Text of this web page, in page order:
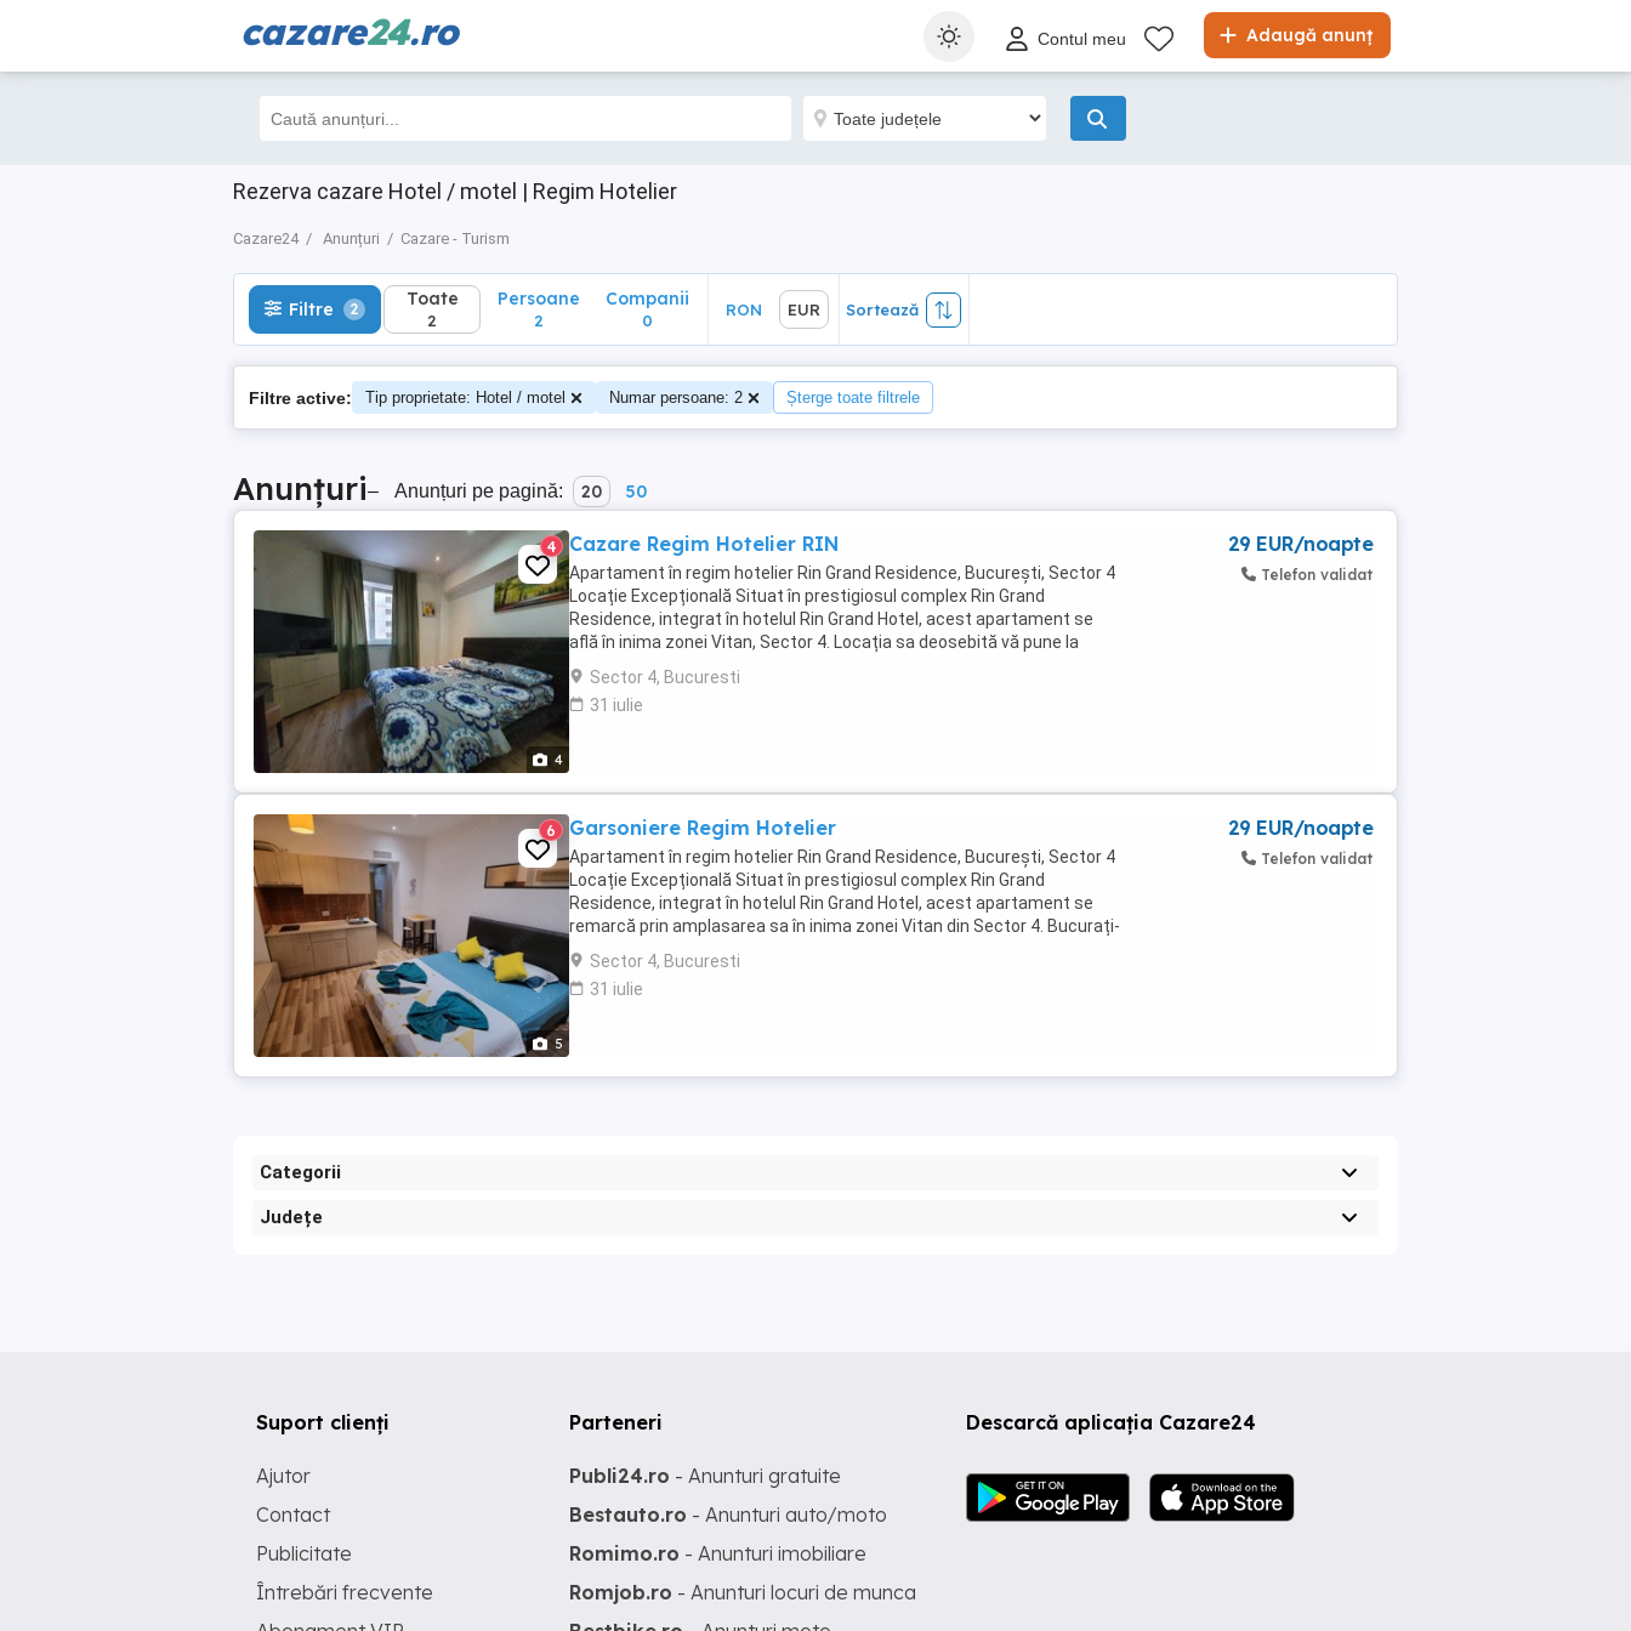
cazare24.ro Adaugă anunț
Contul meu
Rezerva cazare Hotel / motel | Regim Hotelier
Cazare24 Anunțuri Cazare - Turism
Filtre 2 Toate
2
Filtre 2 Toate
2
Persoane
2
Companii
0
RON EUR Sortează
Filtre active: Tip proprietate: Hotel / motel Numar persoane: 2 Șterge toate filtrele
Anunțuri– Anunțuri pe pagină: 20 50
4
4 Cazare Regim Hotelier RIN
Apartament în regim hotelier Rin Grand Residence, București, Sector 4
Locație Excepțională Situat în prestigiosul complex Rin Grand
Residence, integrat în hotelul Rin Grand Hotel, acest apartament se
află în inima zonei Vitan, Sector 4. Locația sa deosebită vă pune la
dispoziție acces rapid către ...
Sector 4, Bucuresti
31 iulie
29 EUR/noapte
Telefon validat
5
6 Garsoniere Regim Hotelier
Apartament în regim hotelier Rin Grand Residence, București, Sector 4
Locație Excepțională Situat în prestigiosul complex Rin Grand
Residence, integrat în hotelul Rin Grand Hotel, acest apartament se
remarcă prin amplasarea sa în inima zonei Vitan din Sector 4. Bucurați-
vă de acces rapid către ...
Sector 4, Bucuresti
31 iulie
29 EUR/noapte
Telefon validat
Categorii
Județe
Descarcă aplicația Cazare24
Suport clienți
Ajutor
Contact
Publicitate
Întrebări frecvente
Parteneri
Publi24.ro - Anunturi gratuite
Bestauto.ro - Anunturi auto/moto
Romimo.ro - Anunturi imobiliare
Romjob.ro - Anunturi locuri de munca